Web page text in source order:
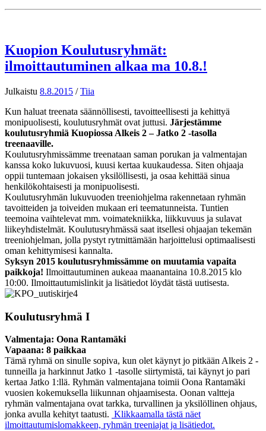
Kuopion Koulutusryhmät:
ilmoittautuminen alkaa ma 10.8.!
Julkaistu 8.8.2015 /Tiia
Kun haluat treenata säännöllisesti, tavoitteellisesti ja kehittyä
monipuolisesti, koulutusryhmät ovat juttusi. Järjestämme
koulutusryhmiä Kuopiossa Alkeis 2 – Jatko 2 -tasolla
treenaaville.
Koulutusryhmissämme treenataan saman porukan ja valmentajan
kanssa koko lukuvuosi, kuusi kertaa kuukaudessa. Siten ohjaaja
oppii tuntemaan jokaisen yksilöllisesti, ja osaa kehittää sinua
henkilökohtaisesti ja monipuolisesti.
Koulutusryhmän lukuvuoden treeniohjelma rakennetaan ryhmän
tavoitteiden ja toiveiden mukaan eri teematunneista. Tuntien
teemoina vaihtelevat mm. voimatekniikka, liikkuvuus ja sulavat
liikeyhdistelmät. Koulutusryhmässä saat itsellesi ohjaajan tekemän
treeniohjelman, jolla pystyt rytmittämään harjoittelusi optimaalisesti
oman kehittymisesi kannalta.
Syksyn 2015 koulutusryhmissämme on muutamia vapaita
paikkoja! Ilmoittautuminen aukeaa maanantaina 10.8.2015 klo
10:00. Ilmoittautumislinkit ja lisätiedot löydät tästä uutisesta.
Koulutusryhmä I
Valmentaja: Oona Rantamäki
Vapaana: 8 paikkaa
Tämä ryhmä on sinulle sopiva, kun olet käynyt jo pitkään Alkeis 2 -
tunneilla ja harkinnut Jatko 1 -tasolle siirtymistä, tai käynyt jo pari
kertaa Jatko 1:llä. Ryhmän valmentajana toimii Oona Rantamäki
vuosien kokemuksella liikunnan ohjaamisesta. Oonan valtteja
ryhmän valmentajana ovat tarkka, turvallinen ja yksilöllinen ohjaus,
jonka avulla kehityt taatusti. Klikkaamalla tästä näet
ilmoittautumislomakkeen, ryhmän treeniajat ja lisätiedot.